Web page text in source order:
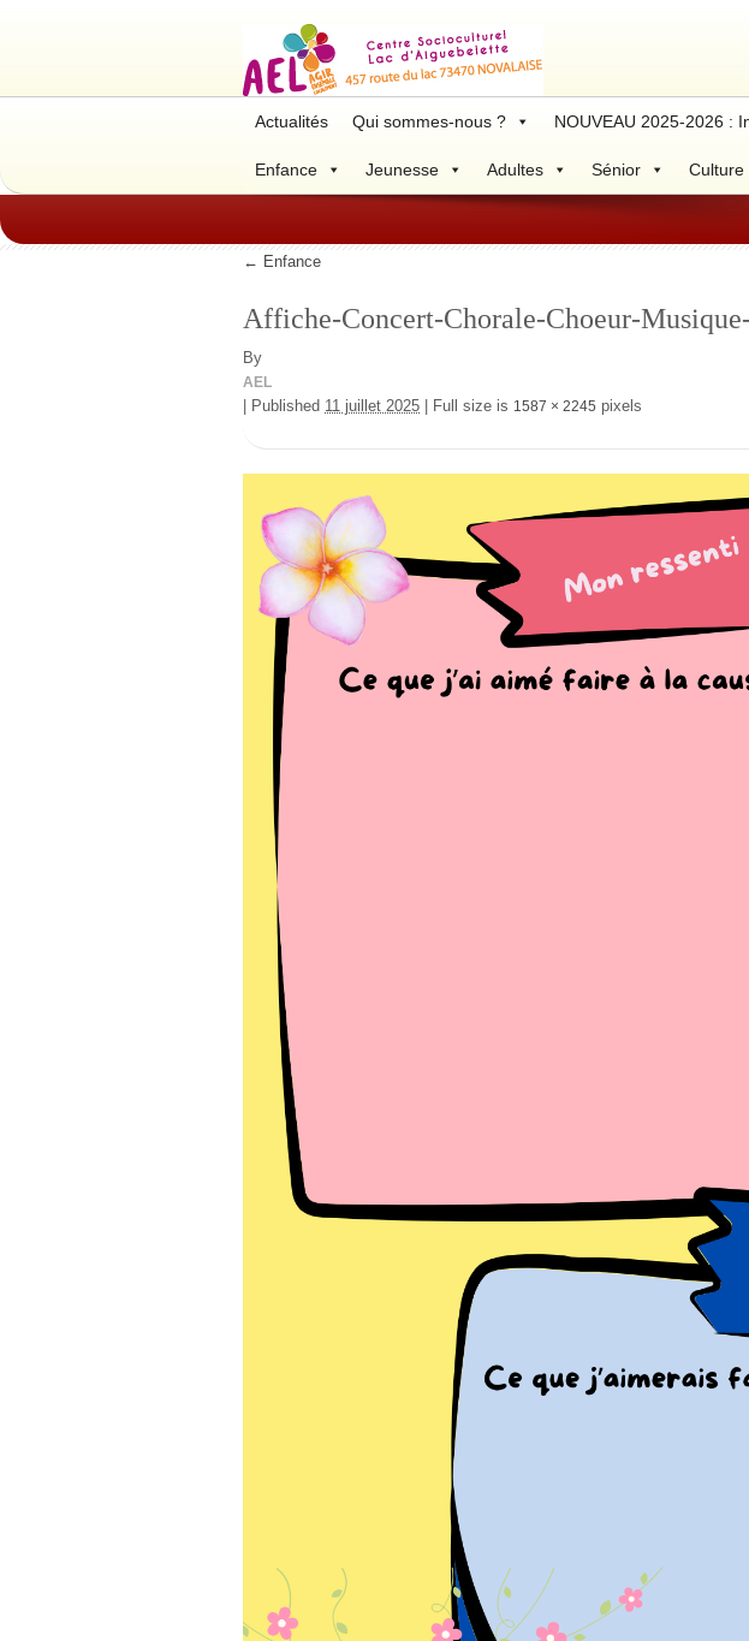
Actualités Qui sommes-nous ? NOUVEAU 2025-2026 :
Enfance Jeunesse Adultes Sénior Culture
← Enfance
Affiche-Concert-Chorale-Choeur-
By
AEL
Published 11 juillet 2025 Full size is 1587 × 2245 pixels